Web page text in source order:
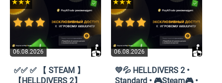
06.08.2026
★★★
✅✅ ✅ 【 STEAM 】
【HELLDIVERS 2】
06.08.2026
★★★
💛💦 HELLDIVERS 2 •
Standard • 🎮Steam🎮 •